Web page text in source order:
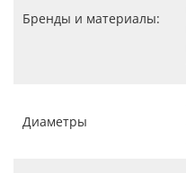
Бренды и материалы:
Диаметры